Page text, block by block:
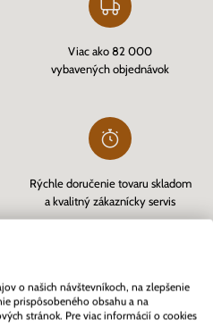
Viac ako 82 000
vybavených objednávok
Rýchle doručenie tovaru skladom
a kvalitný zákaznícky servis
o našich návštevníkoch, na zlepšenie
prispôsobeného obsahu a na
stránok. Pre viac informácií o cookies